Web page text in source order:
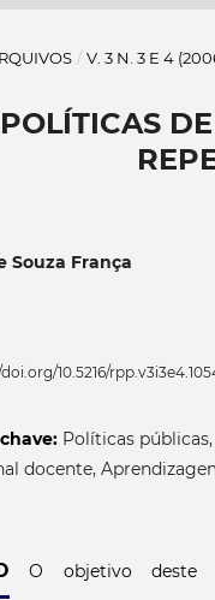
/ V. 3 N. 3 E 4
POLÍTICAS
Souza França
10.5216/
Políticas
docente,
O objetivo deste